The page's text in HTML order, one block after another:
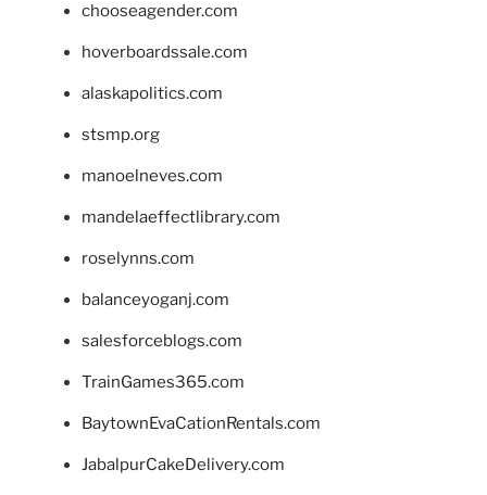
chooseagender.com
hoverboardssale.com
alaskapolitics.com
stsmp.org
manoelneves.com
mandelaeffectlibrary.com
roselynns.com
balanceyoganj.com
salesforceblogs.com
TrainGames365.com
BaytownEvaCationRentals.com
JabalpurCakeDelivery.com